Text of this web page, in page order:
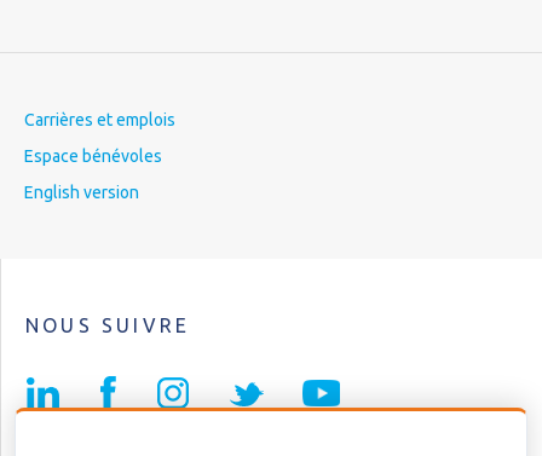
Carrières et emplois
Espace bénévoles
English version
NOUS SUIVRE